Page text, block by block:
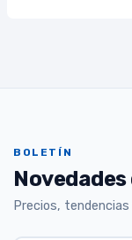
BOLETÍN
Precios,